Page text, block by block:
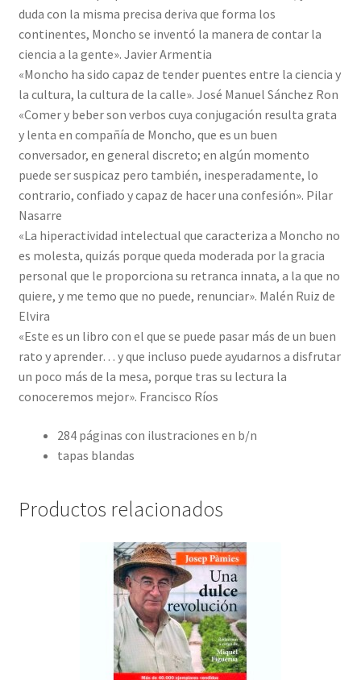
duda con la misma precisa deriva que forma los
continentes, Moncho se inventó la manera de contar la
ciencia a la gente». Javier Armentia
«Moncho ha sido capaz de tender puentes entre la ciencia y
la cultura, la cultura de la calle». José Manuel Sánchez Ron
«Comer y beber son verbos cuya conjugación resulta grata
y lenta en compañía de Moncho, que es un buen
conversador, en general discreto; en algún momento
puede ser suspicaz pero también, inesperadamente, lo
contrario, confiado y capaz de hacer una confesión». Pilar
Nasarre
«La hiperactividad intelectual que caracteriza a Moncho no
es molesta, quizás porque queda moderada por la gracia
personal que le proporciona su retranca innata, a la que no
quiere, y me temo que no puede, renunciar». Malén Ruiz de
Elvira
«Este es un libro con el que se puede pasar más de un buen
rato y aprender… y que incluso puede ayudarnos a disfrutar
un poco más de la mesa, porque tras su lectura la
conoceremos mejor». Francisco Ríos
284 páginas con ilustraciones en b/n
tapas blandas
Productos relacionados